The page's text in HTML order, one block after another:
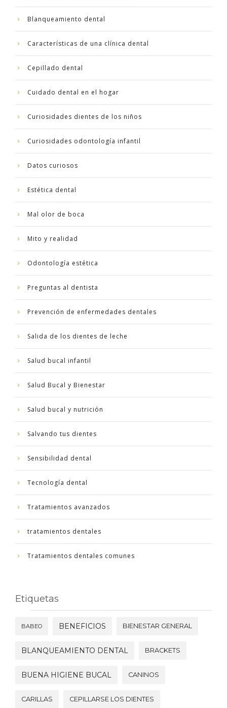
Blanqueamiento dental
Características de una clínica dental
Cepillado dental
Cuidado dental en el hogar
Curiosidades dientes de los niños
Curiosidades odontología infantil
Datos curiosos
Estética dental
Mal olor de boca
Mito y realidad
Odontología estética
Preguntas al dentista
Prevención de enfermedades dentales
Salida de los dientes de leche
Salud bucal infantil
Salud Bucal y Bienestar
Salud bucal y nutrición
Salvando tus dientes
Sensibilidad dental
Tecnología dental
Tratamientos avanzados
tratamientos dentales
Tratamientos dentales comunes
Etiquetas
BABEO BENEFICIOS BIENESTAR GENERAL
BLANQUEAMIENTO DENTAL BRACKETS
BUENA HIGIENE BUCAL CANINOS
CARILLAS CEPILLARSE LOS DIENTES